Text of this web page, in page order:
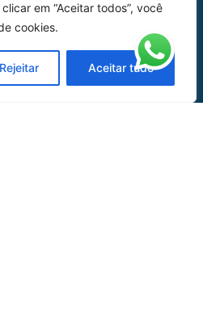
em “Aceitar todos”, você
cookies.
Rejeitar Aceitar tudo
Catálogo de Aplicações
Oficina de Mangueiras